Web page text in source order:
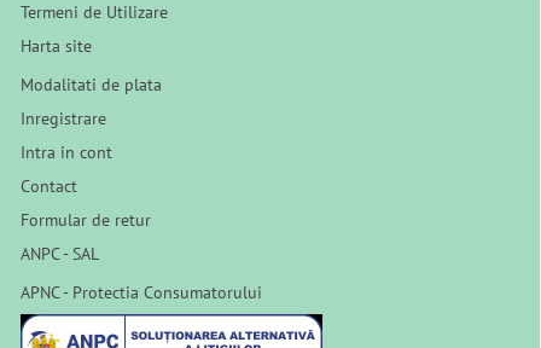
Termeni de Utilizare
Harta site
Modalitati de plata
Inregistrare
Intra in cont
Contact
Formular de retur
ANPC - SAL
APNC - Protectia Consumatorului